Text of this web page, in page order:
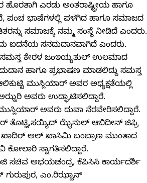
ಎರಡು ಅಂತರಾಷ್ಟ್ರೀಯ ಹಾಗೂ
ಪಂಚ ಭಾಷೆಗಳಲ್ಲಿ ಪಳಗಿದ ಹಾಗೂ ಸಮಾಜದ
ಸಮಾಜಕ್ಕೆ ನಮ್ಮ ಸಂಸ್ಥೆ ನೀಡಿದೆ ಎಂದರು.
ಐದನೆಯ ಸನದುದಾನವಾಗಿದೆ ಎಂದರು.
ಕೇರಳ ಜಂಇಯ್ಯತುಲ್ ಉಲಮಾದ
ಹಾಗೂ ಪ್ರಭಾಷಣ ಮಾಡಲಿದ್ದು ಸಮಸ್ತ
ಮುಸ್ಲಿಯಾರ್ ಅವರ ಅಧ್ಯಕ್ಷತೆಯಲ್ಲಿ
ಅವರು ಉದ್ಘಾಟಿಸಲಿದ್ದಾರೆ.
ಅವರು ದುವಾ ನೆರವೇರಿಸಲಿದ್ದಾರೆ.
ತೊಟ್ಟಿ,ಸಯ್ಯಿದ್ ಝೈನುಲ್ ಆಬಿದೀನ್ ಜಿಫ್ರಿ
ಖಾದಿರ್ ಅಲ್ ಖಾಸಿಮಿ ಬಂಬ್ರಾಣ ಮುಂತಾದ
ಕೋಲಾರಿ ಸ್ವಾಗತಿಸಲಿದ್ದಾರೆ.
ಸಚಿವ ಅಭಯಚಂದ್ರ, ಕೆಪಿಸಿಸಿ ಕಾರ್ಯದರ್ಶಿ
ಎಂ.ರಿಝ್ವಾನ್